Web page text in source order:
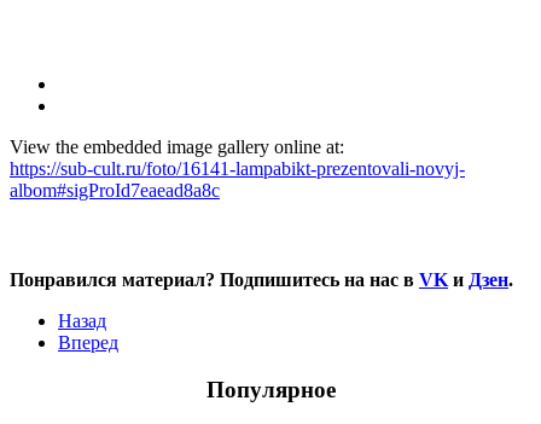
View the embedded image gallery online at:
https://sub-cult.ru/foto/16141-lampabikt-prezentovali-novyj-
albom#sigProId7eaead8a8c
Понравился материал? Подпишитесь на нас в VK и Дзен.
Назад
Вперед
Популярное